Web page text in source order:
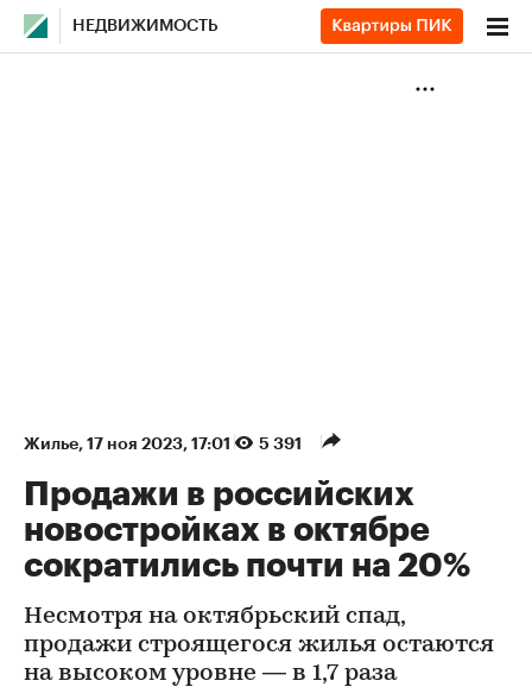
НЕДВИЖИМОСТЬ
Жилье⁠, 17 ноя 2023, 17:01 5 391
Продажи в российских
новостройках в октябре
сократились почти на 20%
Несмотря на октябрьский спад,
продажи строящегося жилья остаются
на высоком уровне — в 1,7 раза